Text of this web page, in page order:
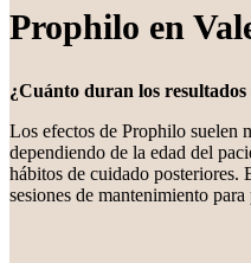
Prophilo en
¿Cuánto duran los
Los efectos de Prophilo suelen
dependiendo de la edad del
hábitos de cuidado
sesiones de mantenimiento